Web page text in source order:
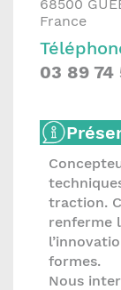
68500
France
03 89 74
traction.
renferme
formes.
Nous